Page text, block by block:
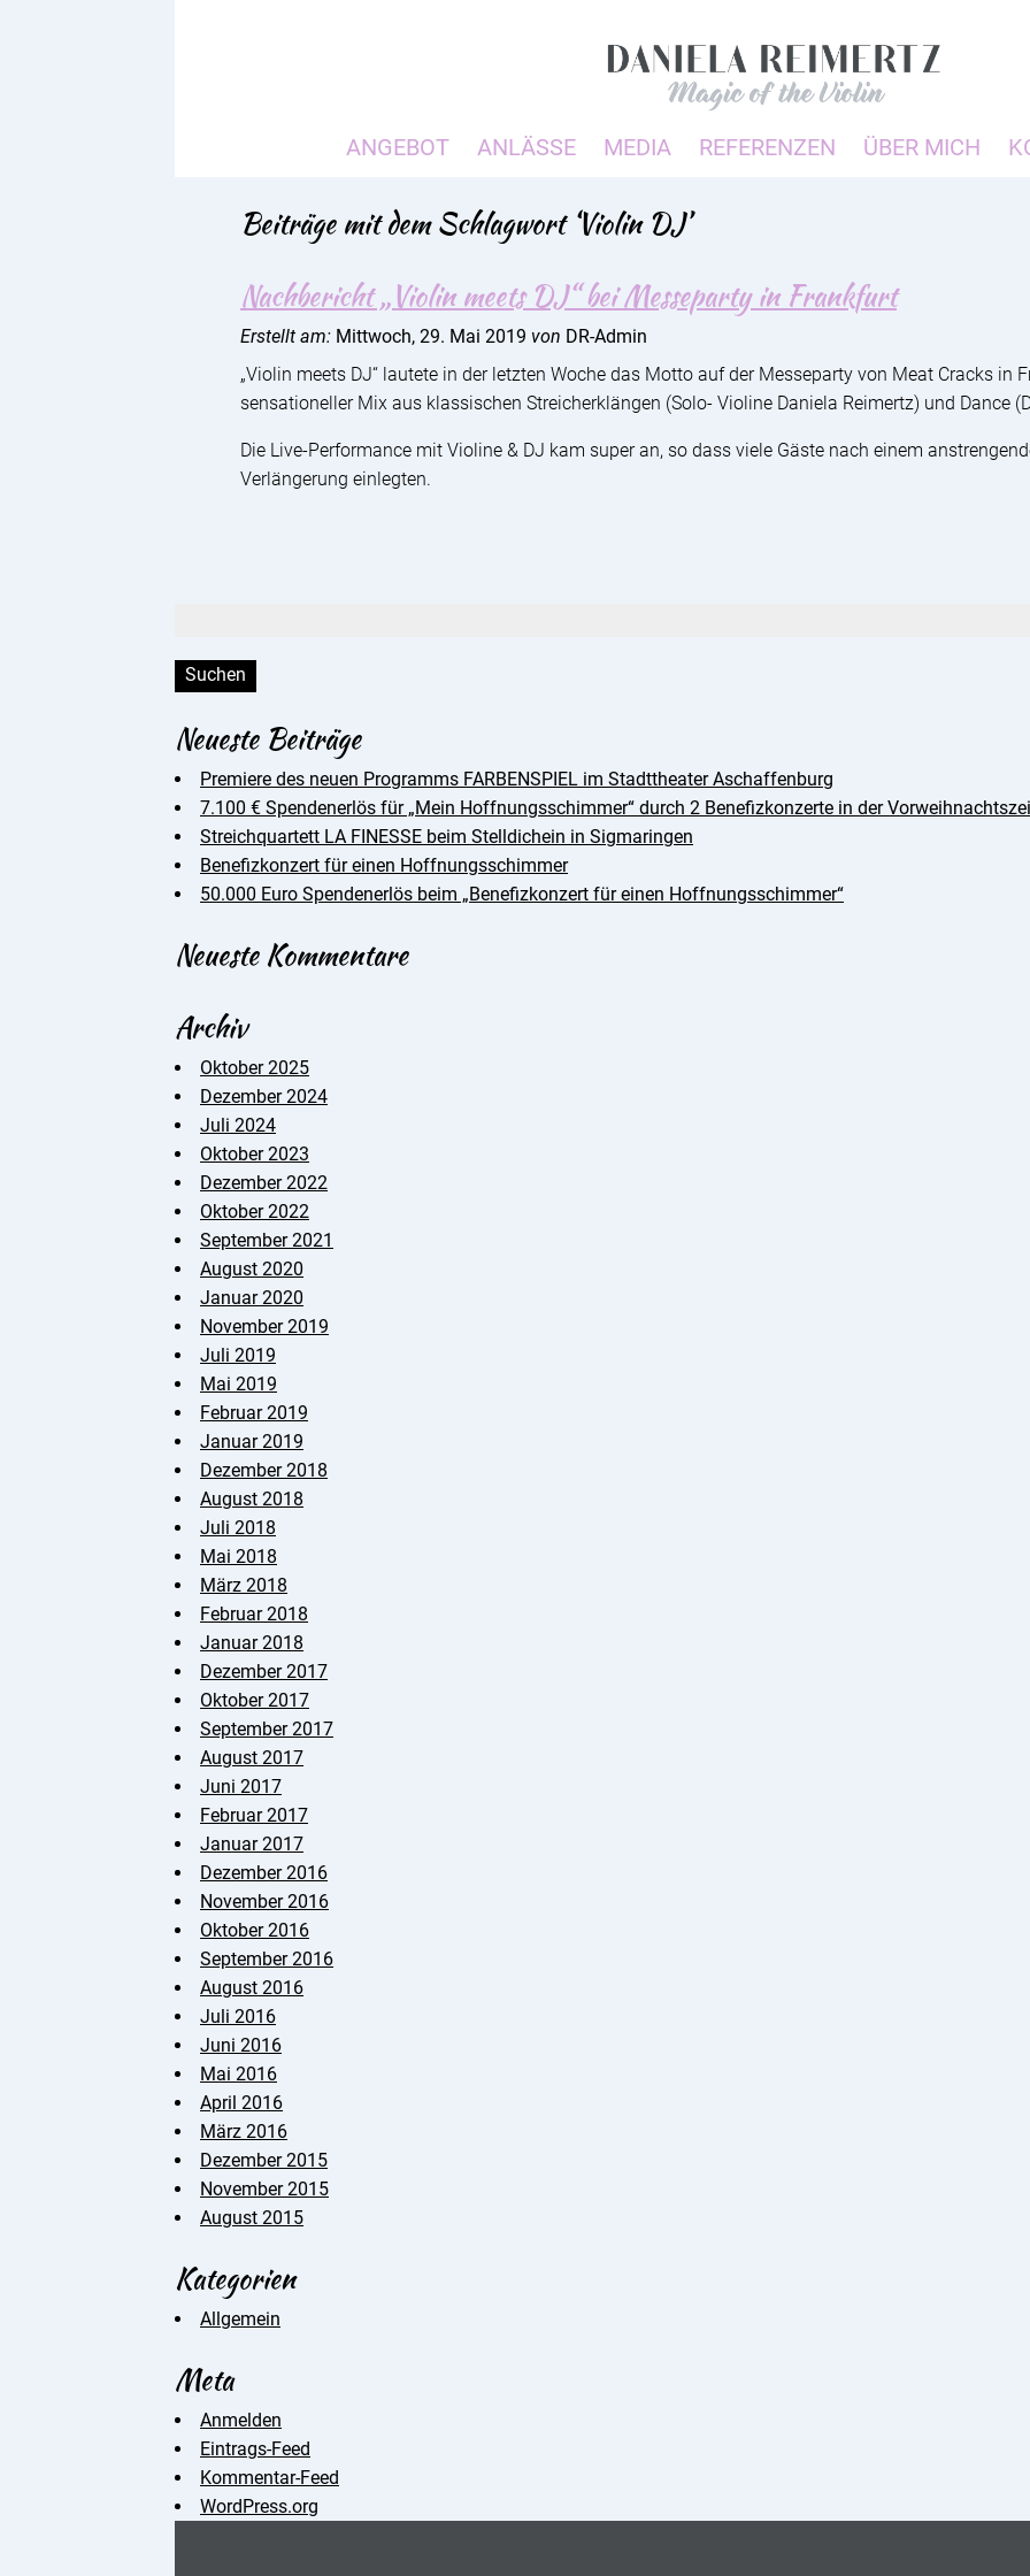
ANGEBOT ANLÄSSE MEDIA REFERENZEN ÜBER MICH
Beiträge mit dem Schlagwort ‘Violin DJ’
Nachbericht „Violin meets DJ“ bei Messeparty in Frankfurt
Erstellt am: Mittwoch, 29. Mai 2019 von DR-Admin
„Violin meets DJ“ lautete in der letzten Woche das Motto auf der Messeparty von Meat Cracks in
sensationeller Mix aus klassischen Streicherklängen (Solo- Violine Daniela Reimertz) und Dance
Die Live-Performance mit Violine & DJ kam super an, so dass viele Gäste nach einem
Verlängerung einlegten.
Neueste Beiträge
Premiere des neuen Programms FARBENSPIEL im Stadttheater Aschaffenburg
7.100 € Spendenerlös für „Mein Hoffnungsschimmer“ durch 2 Benefizkonzerte in der
Streichquartett LA FINESSE beim Stelldichein in Sigmaringen
Benefizkonzert für einen Hoffnungsschimmer
50.000 Euro Spendenerlös beim „Benefizkonzert für einen Hoffnungsschimmer“
Neueste Kommentare
Archiv
Oktober 2025
Dezember 2024
Juli 2024
Oktober 2023
Dezember 2022
Oktober 2022
September 2021
August 2020
Januar 2020
November 2019
Juli 2019
Mai 2019
Februar 2019
Januar 2019
Dezember 2018
August 2018
Juli 2018
Mai 2018
März 2018
Februar 2018
Januar 2018
Dezember 2017
Oktober 2017
September 2017
August 2017
Juni 2017
Februar 2017
Januar 2017
Dezember 2016
November 2016
Oktober 2016
September 2016
August 2016
Juli 2016
Juni 2016
Mai 2016
April 2016
März 2016
Dezember 2015
November 2015
August 2015
Kategorien
Allgemein
Meta
Anmelden
Eintrags-Feed
Kommentar-Feed
WordPress.org